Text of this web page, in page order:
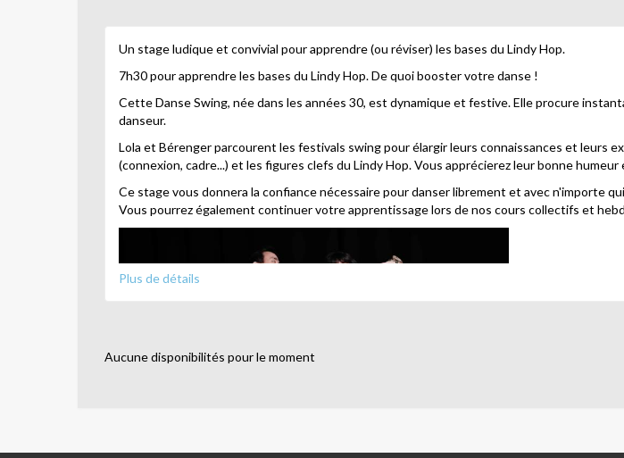
Un stage ludique et convivial pour apprendre (ou réviser) les bases du Lindy Hop.
7h30 pour apprendre les bases du Lindy Hop. De quoi booster votre danse !
Cette Danse Swing, née dans les années 30, est dynamique et festive. Elle procure
danseur.
Lola et Bérenger parcourent les festivals swing pour élargir leurs connaissances et leurs
(connexion, cadre...) et les figures clefs du Lindy Hop. Vous apprécierez leur bonne
Ce stage vous donnera la confiance nécessaire pour danser librement et avec n'importe
Vous pourrez également continuer votre apprentissage lors de nos cours collectifs et
Plus de détails
Aucune disponibilités pour le moment